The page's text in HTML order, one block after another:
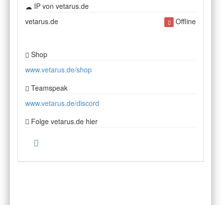
IP von vetarus.de
vetarus.de
Offline
Shop
www.vetarus.de/shop
Teamspeak
www.vetarus.de/discord
Folge vetarus.de hier